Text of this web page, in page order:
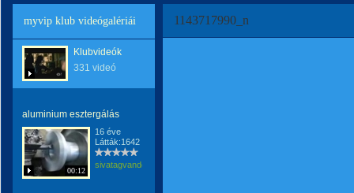
myvip klub videógalériái
Klubvideók
331 videó
aluminium esztergálás
00:12
16 éve
Látták:1642
sivatagvandora
1143717990_n